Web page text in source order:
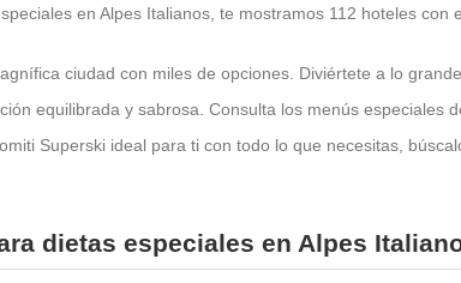
en Alpes Italianos, te mostramos 112 hoteles
ciudad con miles de opciones. Diviértete a lo
equilibrada y sabrosa. Consulta los menús especiales
Superski ideal para ti con todo lo que necesitas,
dietas especiales en Alpes